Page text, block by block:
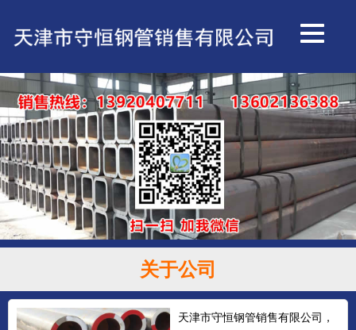
关于公司
天津市守恒钢管销售有限公司，